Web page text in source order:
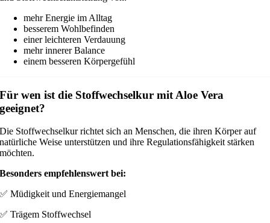
mehr Energie im Alltag
besserem Wohlbefinden
einer leichteren Verdauung
mehr innerer Balance
einem besseren Körpergefühl
Für wen ist die Stoffwechselkur mit Aloe Vera
geeignet?
Die Stoffwechselkur richtet sich an Menschen, die ihren Körper auf
natürliche Weise unterstützen und ihre Regulationsfähigkeit stärken
möchten.
Besonders empfehlenswert bei:
✅ Müdigkeit und Energiemangel
✅ Trägem Stoffwechsel